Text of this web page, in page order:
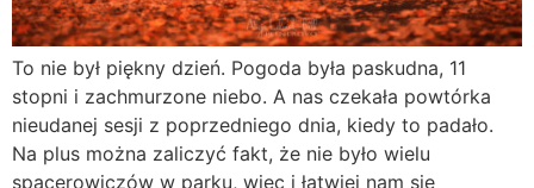
To nie był piękny dzień. Pogoda była paskudna, 11
stopni i zachmurzone niebo. A nas czekała powtórka
nieudanej sesji z poprzedniego dnia, kiedy to padało.
Na plus można zaliczyć fakt, że nie było wielu
spacerowiczów w parku, więc i łatwiej nam się